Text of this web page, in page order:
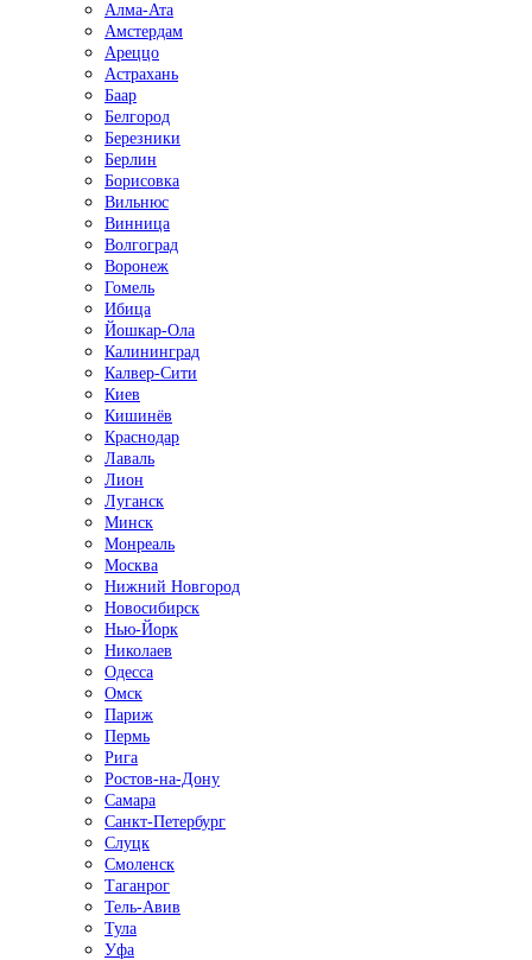
Алма-Ата
Амстердам
Ареццо
Астрахань
Баар
Белгород
Березники
Берлин
Борисовка
Вильнюс
Винница
Волгоград
Воронеж
Гомель
Ибица
Йошкар-Ола
Калининград
Калвер-Сити
Киев
Кишинёв
Краснодар
Лаваль
Лион
Луганск
Минск
Монреаль
Москва
Нижний Новгород
Новосибирск
Нью-Йорк
Николаев
Одесса
Омск
Париж
Пермь
Рига
Ростов-на-Дону
Самара
Санкт-Петербург
Слуцк
Смоленск
Таганрог
Тель-Авив
Тула
Уфа